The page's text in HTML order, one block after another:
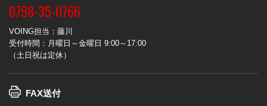
0798-35-0766
VOING担当：藤川
受付時間：月曜日～金曜日 9:00～17:00
（土日祝は定休）
FAX送付